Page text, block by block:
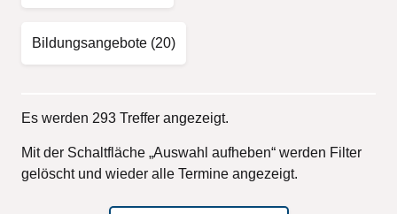
Bildungsangebote (20)
Es werden 293 Treffer angezeigt.
Mit der Schaltfläche „Auswahl aufheben“ werden Filter
gelöscht und wieder alle Termine angezeigt.